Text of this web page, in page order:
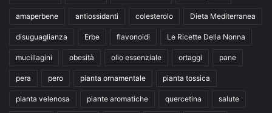
amaperbene antiossidanti colesterolo Dieta Mediterranea
disuguaglianza Erbe flavonoidi Le Ricette Della Nonna
mucillagini obesità olio essenziale ortaggi pane
pera pero pianta ornamentale pianta tossica
pianta velenosa piante aromatiche quercetina salute